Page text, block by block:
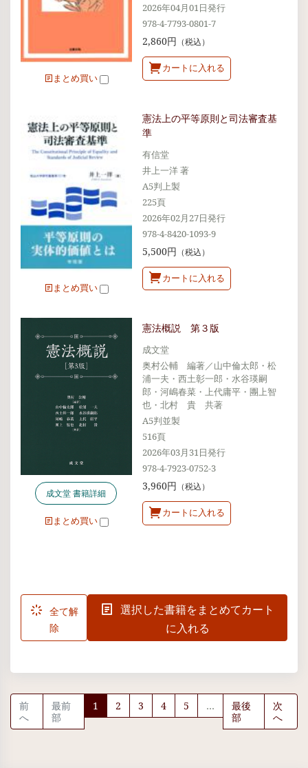
まとめ買い
2026年04月01日発行
978-4-7793-0801-7
2,860円 （税込）
カートに入れる
まとめ買い
憲法上の平等原則と司法審査基
準
有信堂
井上一洋 著
A5判上製
225頁
2026年02月27日発行
978-4-8420-1093-9
5,500円 （税込）
カートに入れる
成文堂 書籍詳細
まとめ買い
憲法概説 第３版
成文堂
奥村公輔 編著／山中倫太郎・松
浦一夫・西土彰一郎・水谷瑛嗣
郎・河嶋春菜・上代庸平・團上智
也・北村 貴 共著
A5判並製
516頁
2026年03月31日発行
978-4-7923-0752-3
3,960円 （税込）
カートに入れる
全て解
除
選択した書籍をまとめてカート
に入れる
前
へ
最前
部
1 2 3 4 5 …
最後
部
次
へ